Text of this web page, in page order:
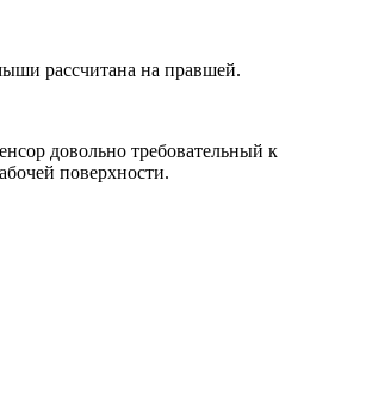
рассчитана на правшей.
довольно требовательный к
поверхности.